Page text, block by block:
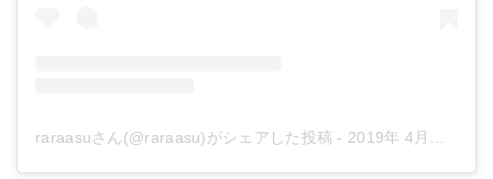
raraasuさん(@raraasu)がシェアした投稿 - 2019年 4月月15日午前6時19分PDT